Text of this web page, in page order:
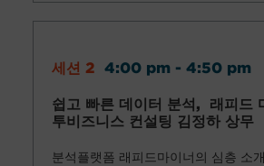
세션 2 4:00 pm - 4:50 pm
쉽고 빠른 데이터 분석, 래피드
투비즈니스 컨설팅 김정하 상무
분석플랫폼 래피드마이너의 심층 소